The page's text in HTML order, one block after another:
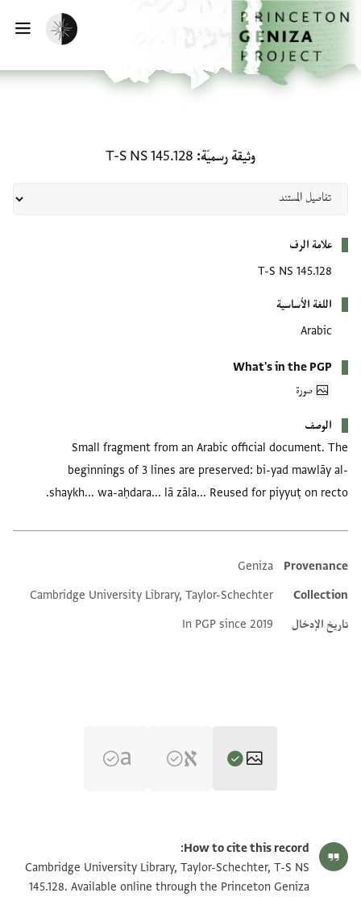
إلى المحتوى الرئيسي
الرئيسية
تفعيل الوضع المظلم
وثيقة رسميّة T-S NS 145.128
علامة الرف
T-S NS 145.128
اللغة الأساسية
Arabic
What's in the PGP
صورة
الوصف
Small fragment from an Arabic official document. The
beginnings of 3 lines are preserved: bi-yad mawlāy al-
shaykh... wa-aḥdara... lā zāla... Reused for piyyuṭ on recto.
Additional metadata
Provenance
Geniza
Collection
Cambridge University Library, Taylor-Schechter
تاريخ الإدخال
In PGP since 2019
T-S NS 145.128 1v تكبير و تدوير
How to cite this record:
Cambridge University Library, Taylor-Schechter, T-S NS
145.128. Available online through the Princeton Geniza